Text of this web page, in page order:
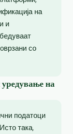
на
и
со
на
податоци
така,